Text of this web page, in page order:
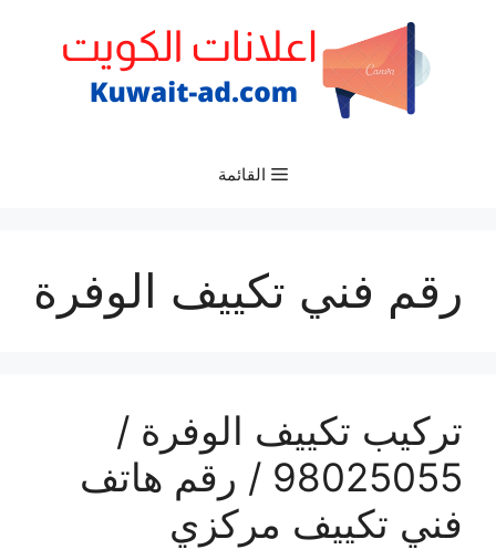
القائمة
رقم فني تكييف الوفرة
تركيب تكييف الوفرة /
98025055 / رقم هاتف
فني تكييف مركزي